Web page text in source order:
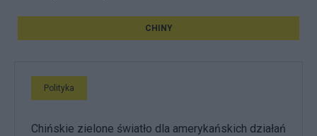
CHINY
Polityka
Chińskie zielone światło dla amerykańskich działań